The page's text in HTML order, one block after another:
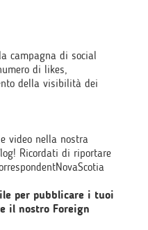
campagna di social
di likes,
della visibilità dei
video nella nostra
Ricordati di riportare
per pubblicare i tuoi
il nostro Foreign